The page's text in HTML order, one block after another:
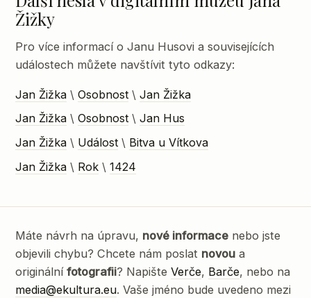
Žižky
Pro více informací o Janu Husovi a souvisejících
událostech můžete navštívit tyto odkazy:
Jan Žižka \Osobnost \Jan Žižka
Jan Žižka \Osobnost \Jan Hus
Jan Žižka \ Událost \ Bitva u Vítkova
Jan Žižka \ Rok \1424
Máte návrh na úpravu, nové informace nebo jste
objevili chybu? Chcete nám poslat novou a
originálnífotografii? NapišteVerče, Barče, nebo na
media@ekultura.eu. Vaše jméno bude uvedeno mezi